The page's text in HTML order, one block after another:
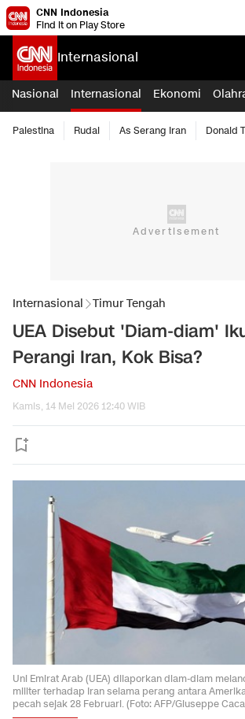
CNN Indonesia
Find it on Play Store
Internasional
Nasional Internasional Ekonomi
Palestina Rudal As Serang Iran Donald
Internasional Timur Tengah
UEA Disebut 'Diam-diam'
Perangi Iran, Kok Bisa?
CNN Indonesia
Kamis, 14 Mei 2026 12:40 WIB
Uni Emirat Arab (UEA) dilaporkan diam-diam
militer terhadap Iran selama perang antara
pecah sejak 28 Februari. (Foto: AFP/Giuseppe